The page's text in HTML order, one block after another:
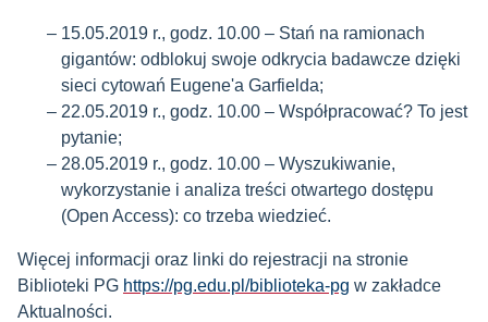
15.05.2019 r., godz. 10.00 – Stań na ramionach
gigantów: odblokuj swoje odkrycia badawcze dzięki
sieci cytowań Eugene'a Garfielda;
22.05.2019 r., godz. 10.00 – Współpracować? To jest
pytanie;
28.05.2019 r., godz. 10.00 – Wyszukiwanie,
wykorzystanie i analiza treści otwartego dostępu
(Open Access): co trzeba wiedzieć.
Więcej informacji oraz linki do rejestracji na stronie
Biblioteki PG https://pg.edu.pl/biblioteka-pg w zakładce
Aktualności.